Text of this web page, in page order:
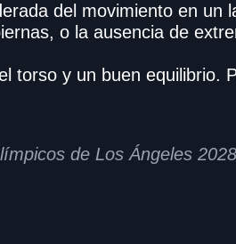
del movimiento en un
o la ausencia de
torso y un buen equilibrio.
de Los Ángeles